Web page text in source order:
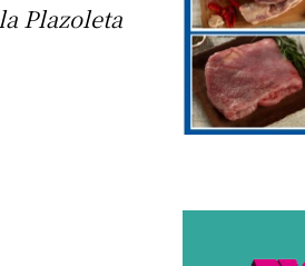
Plazoleta